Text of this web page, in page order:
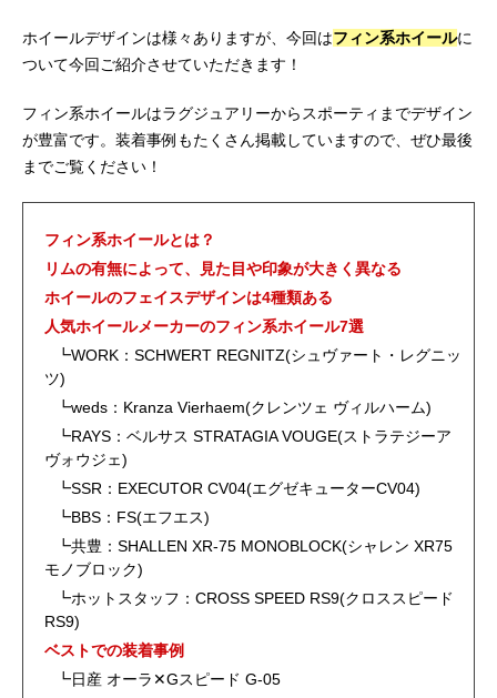
e
o
e
e
ホイールデザインは様々ありますが、今回はフィン系ホイールに
ついて今回ご紹介させていただきます！
フィン系ホイールはラグジュアリーからスポーティまでデザイン
が豊富です。装着事例もたくさん掲載していますので、ぜひ最後
までご覧ください！
フィン系ホイールとは？
リムの有無によって、見た目や印象が大きく異なる
ホイールのフェイスデザインは4種類ある
人気ホイールメーカーのフィン系ホイール7選
┗WORK：SCHWERT REGNITZ(シュヴァート・レグニッ
ツ)
┗weds：Kranza Vierhaem(クレンツェ ヴィルハーム)
┗RAYS：ベルサス STRATAGIA VOUGE(ストラテジーア
ヴォウジェ)
┗SSR：EXECUTOR CV04(エグゼキューターCV04)
┗BBS：FS(エフエス)
┗共豊：SHALLEN XR-75 MONOBLOCK(シャレン XR75
モノブロック)
┗ホットスタッフ：CROSS SPEED RS9(クロススピード
RS9)
ベストでの装着事例
┗日産 オーラ✕Gスピード G-05